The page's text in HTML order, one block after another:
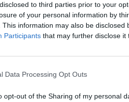
to third parties prior to your
of your personal information by
This information may also be disclosed
Participants that may further disclose it
Data Processing Opt Outs
opt-out of the Sharing of my personal
a hörghurutot és az
gyulladását is kiválthatja;
esélyét (állatkísérletek
ózon koncentrációt. Kísérletek
oxidálja, pusztítja a zöld
is, ami végezetül akár a növény